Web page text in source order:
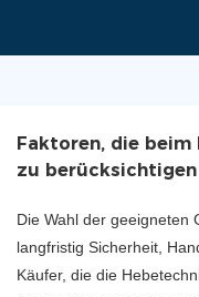
Faktoren, die beim
zu berücksichtigen
Die Wahl der geeigneten
langfristig Sicherheit,
Käufer, die die